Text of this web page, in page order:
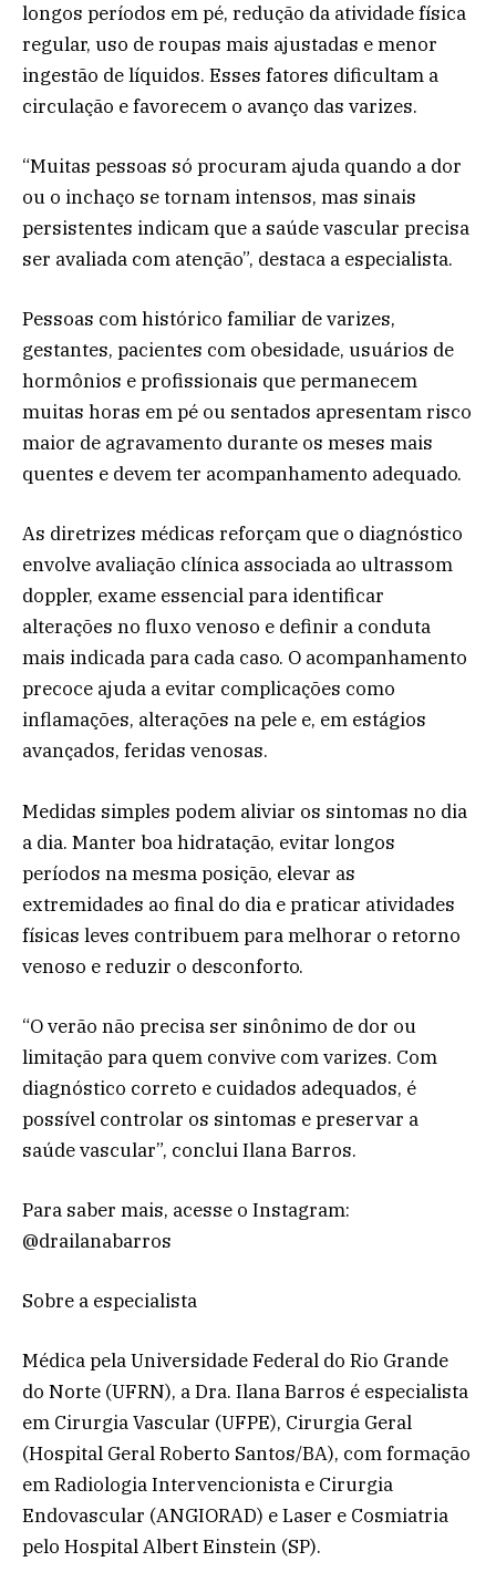
longos períodos em pé, redução da atividade física
regular, uso de roupas mais ajustadas e menor
ingestão de líquidos. Esses fatores dificultam a
circulação e favorecem o avanço das varizes.
“Muitas pessoas só procuram ajuda quando a dor
ou o inchaço se tornam intensos, mas sinais
persistentes indicam que a saúde vascular precisa
ser avaliada com atenção”, destaca a especialista.
Pessoas com histórico familiar de varizes,
gestantes, pacientes com obesidade, usuários de
hormônios e profissionais que permanecem
muitas horas em pé ou sentados apresentam risco
maior de agravamento durante os meses mais
quentes e devem ter acompanhamento adequado.
As diretrizes médicas reforçam que o diagnóstico
envolve avaliação clínica associada ao ultrassom
doppler, exame essencial para identificar
alterações no fluxo venoso e definir a conduta
mais indicada para cada caso. O acompanhamento
precoce ajuda a evitar complicações como
inflamações, alterações na pele e, em estágios
avançados, feridas venosas.
Medidas simples podem aliviar os sintomas no dia
a dia. Manter boa hidratação, evitar longos
períodos na mesma posição, elevar as
extremidades ao final do dia e praticar atividades
físicas leves contribuem para melhorar o retorno
venoso e reduzir o desconforto.
“O verão não precisa ser sinônimo de dor ou
limitação para quem convive com varizes. Com
diagnóstico correto e cuidados adequados, é
possível controlar os sintomas e preservar a
saúde vascular”, conclui Ilana Barros.
Para saber mais, acesse o Instagram:
@drailanabarros
Sobre a especialista
Médica pela Universidade Federal do Rio Grande
do Norte (UFRN), a Dra. Ilana Barros é especialista
em Cirurgia Vascular (UFPE), Cirurgia Geral
(Hospital Geral Roberto Santos/BA), com formação
em Radiologia Intervencionista e Cirurgia
Endovascular (ANGIORAD) e Laser e Cosmiatria
pelo Hospital Albert Einstein (SP).